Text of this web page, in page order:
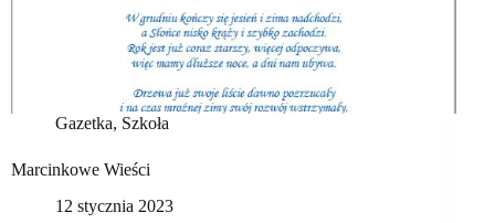
Gazetka, Szkoła
Marcinkowe Wieści
12 stycznia 2023